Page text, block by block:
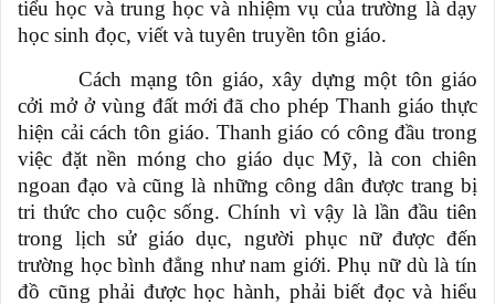
tiểu học và trung học và nhiệm vụ của trường là dạy
học sinh đọc, viết và tuyên truyền tôn giáo.
Cách mạng tôn giáo, xây dựng một tôn giáo
cởi mở ở vùng đất mới đã cho phép Thanh giáo thực
hiện cải cách tôn giáo. Thanh giáo có công đầu trong
việc đặt nền móng cho giáo dục Mỹ, là con chiên
ngoan đạo và cũng là những công dân được trang bị
tri thức cho cuộc sống. Chính vì vậy là lần đầu tiên
trong lịch sử giáo dục, người phục nữ được đến
trường học bình đẳng như nam giới. Phụ nữ dù là tín
đồ cũng phải được học hành, phải biết đọc và hiểu